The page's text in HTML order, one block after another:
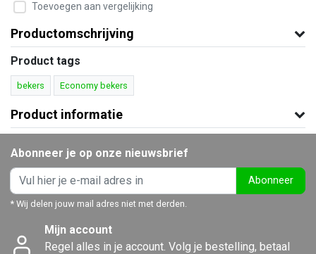
Toevoegen aan vergelijking
Productomschrijving
Product tags
bekers Economy bekers
Product informatie
Abonneer je op onze nieuwsbrief
Abonneer
* Wij delen jouw mail adres niet met derden.
Mijn account
Regel alles in je account. Volg je bestelling, betaal